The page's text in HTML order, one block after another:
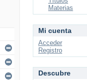
Materias
Mi cuenta
Acceder
Registro
Descubre